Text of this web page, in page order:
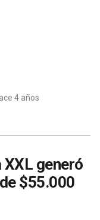
4 años
XXL generó
$55.000